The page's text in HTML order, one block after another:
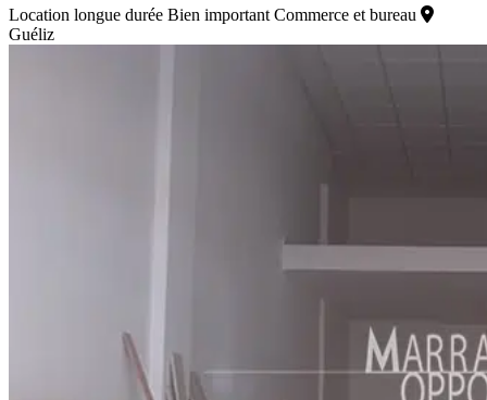
Location longue durée Bien important Commerce et bureau
Guéliz